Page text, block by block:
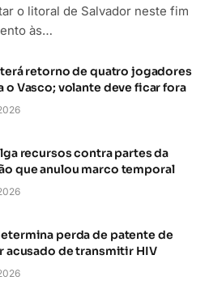
o litoral de Salvador neste fim
às…
terá retorno de quatro jogadores
o Vasco; volante deve ficar fora
recursos contra partes da
que anulou marco temporal
perda de patente de
acusado de transmitir HIV